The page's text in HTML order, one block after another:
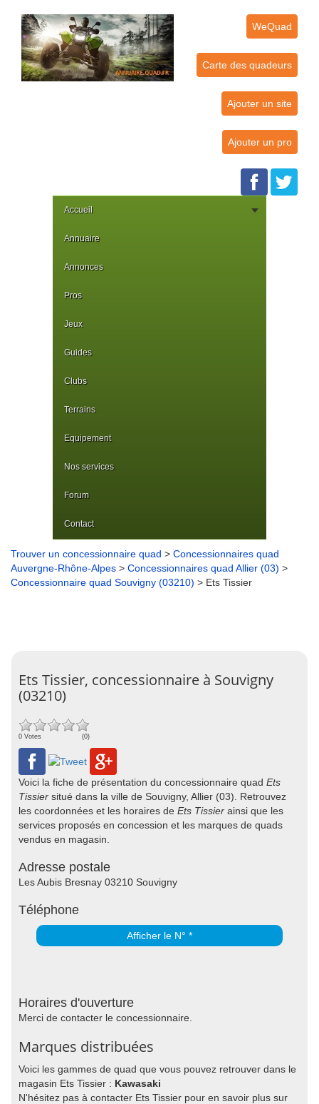
WeQuad
Carte des quadeurs
Ajouter un site
Ajouter un pro
Accueil
Annuaire
Annonces
Pros
Jeux
Guides
Clubs
Terrains
Equipement
Nos services
Forum
Contact
Trouver un concessionnaire quad > Concessionnaires quad
Auvergne-Rhône-Alpes > Concessionnaires quad Allier (03) >
Concessionnaire quad Souvigny (03210) > Ets Tissier
Ets Tissier, concessionnaire à Souvigny
(03210)
0 Votes (0)
Voici la fiche de présentation du concessionnaire quad Ets
Tissier situé dans la ville de Souvigny, Allier (03). Retrouvez
les coordonnées et les horaires de Ets Tissier ainsi que les
services proposés en concession et les marques de quads
vendus en magasin.
Adresse postale
Les Aubis Bresnay 03210 Souvigny
Téléphone
Afficher le N° *
Horaires d'ouverture
Merci de contacter le concessionnaire.
Marques distribuées
Voici les gammes de quad que vous pouvez retrouver dans le
magasin Ets Tissier : Kawasaki
N'hésitez pas à contacter Ets Tissier pour en savoir plus sur